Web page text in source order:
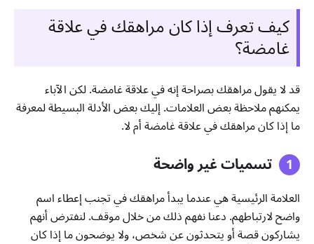
كيف تعرف إذا كان مراهقك في علاقة
غامضة؟
قد لا يقول مراهقك بصراحة إنه في علاقة غامضة. لكن الآباء
يمكنهم ملاحظة بعض العلامات. إليك بعض الأدلة البسيطة لمعرفة
ما إذا كان مراهقك في علاقة غامضة أم لا.
تسميات غير واضحة
العلامة الرئيسية هي عندما يبدأ مراهقك في تجنب إعطاء اسم
واضح لارتباطهم. دعنا نفهم ذلك من خلال موقف. لنفترض أنهم
يشاركون قصة أو يتحدثون عن شخص، ولا يوضحون ما إذا كان